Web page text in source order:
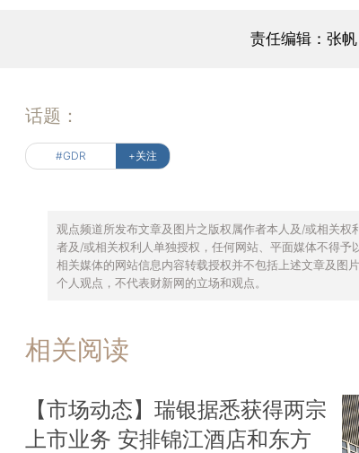
责任编辑：张
话题：
#GDR +关注
观点频道所发布文章及图片之版权属作者本人及/或相关权
者及/或相关权利人单独授权，任何网站、平面媒体不得予
相关媒体的网站信息内容转载授权并不包括上述文章及图
个人观点，不代表财新网的立场和观点。
相关阅读
【市场动态】瑞银据悉获得两宗
上市业务 安排锦江酒店和东方